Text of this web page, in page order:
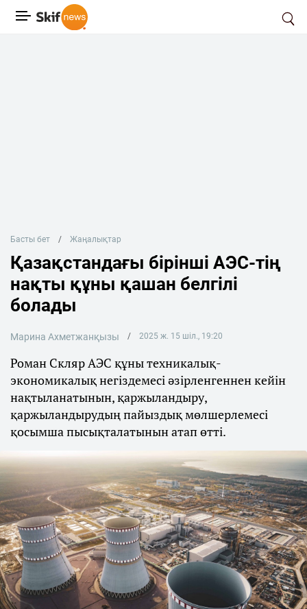
Басты бет Жаңалықтар
Қазақстандағы бірінші АЭС-тің
нақты құны қашан белгілі
болады
Марина Ахметжанқызы 2025 ж. 15 шіл., 19:20
Роман Скляр АЭС құны техникалық-
экономикалық негіздемесі әзірленгеннен кейін
нақтыланатынын, қаржыландыру,
қаржыландырудың пайыздық мөлшерлемесі
қосымша пысықталатынын атап өтті.